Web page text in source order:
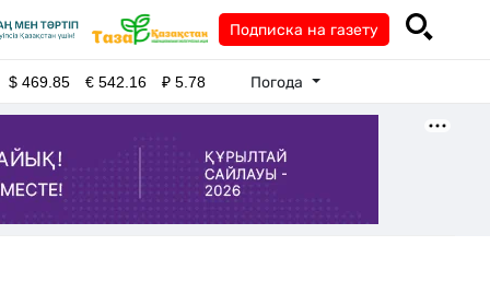
Подписка на газету
$469.85 €542.16 ₽5.78 Погода